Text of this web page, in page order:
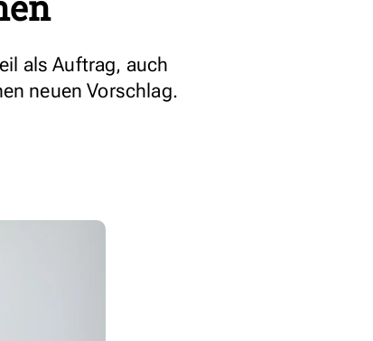
als Auftrag, auch
neuen Vorschlag.